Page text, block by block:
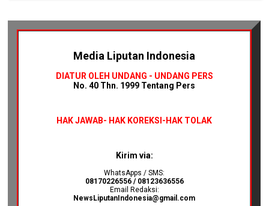
Media Liputan Indonesia
DIATUR OLEH UNDANG - UNDANG PERS
No. 40 Thn. 1999 Tentang Pers
HAK JAWAB- HAK KOREKSI-HAK TOLAK
Kirim via:
WhatsApps / SMS:
08170226556 / 08123636556
Email Redaksi:
NewsLiputanIndonesia@gmail.com